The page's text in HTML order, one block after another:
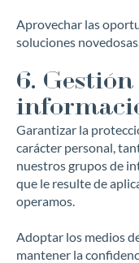
Aprovechar las
soluciones
6. Gestión
Garantizar la
carácter personal,
nuestros grupos de
que le resulte de
operamos.
Adoptar los medios
mantener la